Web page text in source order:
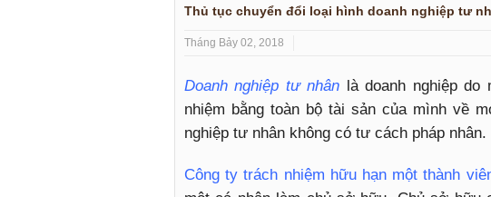
Thủ tục chuyển đổi loại hình doanh nghiệp tư
Tháng Bảy 02, 2018
Doanh nghiệp tư nhân là doanh nghiệp
nhiệm bằng toàn bộ tài sản của mình về
nghiệp tư nhân không có tư cách pháp nhân.
Công ty trách nhiệm hữu hạn một thành